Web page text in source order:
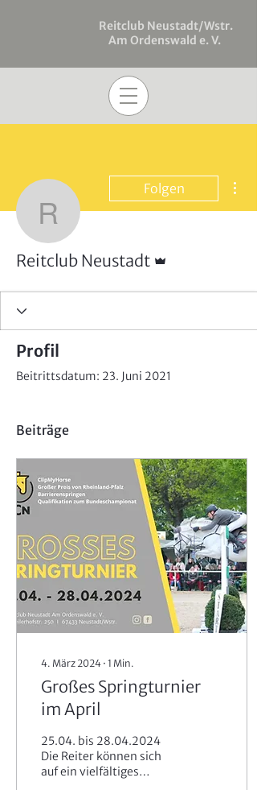
Reitclub Neustadt/Wstr.
Am Ordenswald e. V.
Reitclub
Folgen
Reitclub Neustadt
Profil
Beitrittsdatum: 23. Juni 2021
Beiträge
4. März 2024 ∙ 1 Min.
Großes Springturnier
im April
25.04. bis 28.04.2024
Die Reiter können sich
auf ein vielfältiges